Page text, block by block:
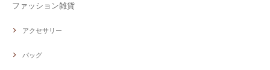
ファッション雑貨
アクセサリー
バッグ